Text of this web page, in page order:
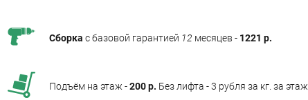
Сборка с базовой гарантией 12 месяцев - 1221 р.
Подъём на этаж -200 р. Без лифта - 3 рубля за кг. за этаж.